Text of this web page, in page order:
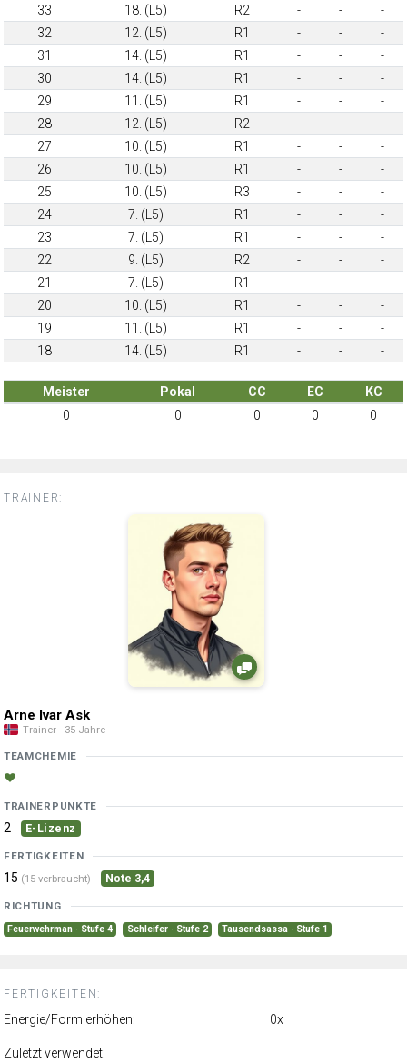
33
18. (L5) R2 - -
-
32
12. (L5) R1 - -
-
31
14. (L5) R1 - -
-
30
14. (L5) R1 - -
-
29
11. (L5) R1 - -
-
28
12. (L5) R2 - -
-
27
10. (L5) R1 - -
-
26
10. (L5) R1 - -
-
25
10. (L5) R3 - -
-
24
7. (L5) R1 - -
-
23
7. (L5) R1 - -
-
22
9. (L5) R2 - -
-
21
7. (L5) R1 - -
-
20
10. (L5) R1 - -
-
19
11. (L5) R1 - -
-
18
14. (L5) R1 - - -
Meister Pokal CC EC
KC
0
0 0 0 0
TRAINER:
Arne Ivar Ask
Trainer · 35 Jahre
TEAMCHEMIE
TRAINERPUNKTE
2 E-Lizenz
FERTIGKEITEN
15 (15 verbraucht) Note 3,4
RICHTUNG
Feuerwehrman · Stufe 4 Schleifer · Stufe 2 Tausendsassa · Stufe 1
FERTIGKEITEN:
Energie/Form erhöhen: 0x
Zuletzt verwendet: